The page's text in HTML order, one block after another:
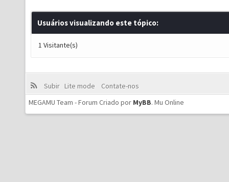
Usuários visualizando este tópico:
1 Visitante(s)
Subir Lite mode
Contate-nos
MEGAMU Team - Forum Criado por MyBB. Mu Online